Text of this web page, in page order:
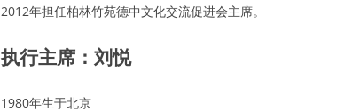
2012年担任柏林竹苑德中文化交流促进会主席。
执行主席：刘悦
1980年生于北京